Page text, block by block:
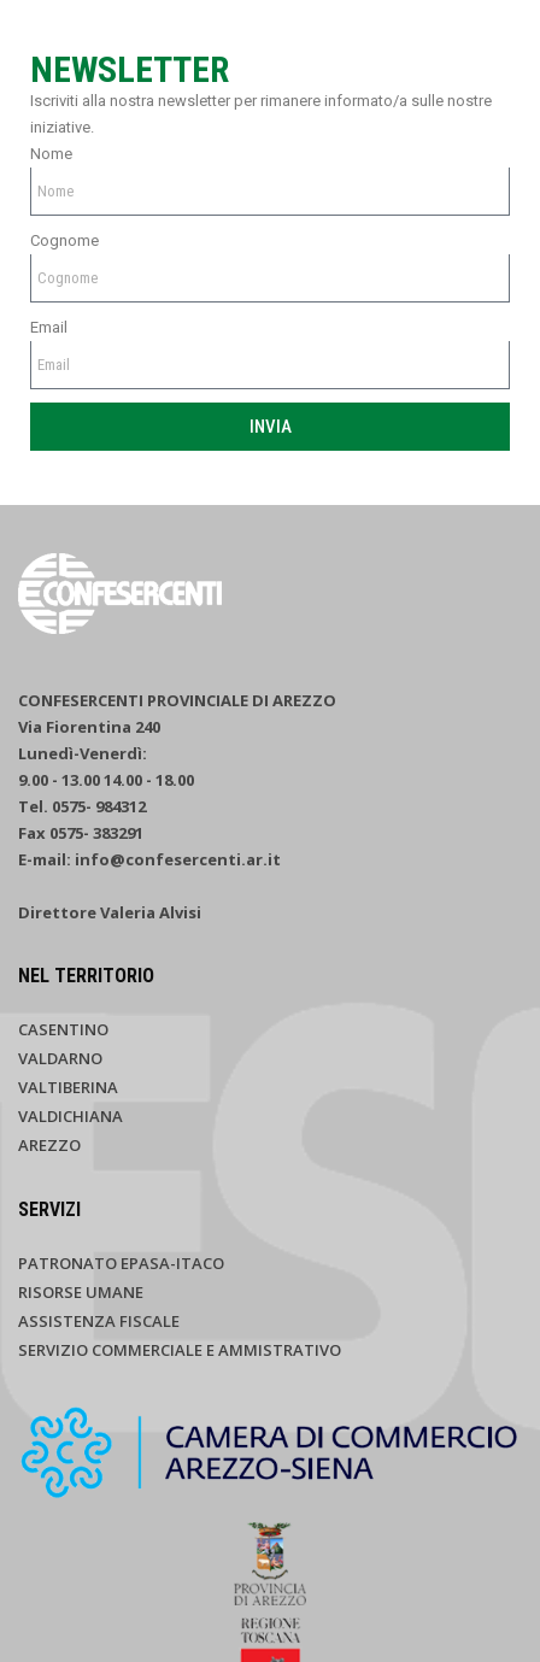
NEWSLETTER
Iscriviti alla nostra newsletter per rimanere informato/a sulle nostre
iniziative.
Nome
Cognome
Email
INVIA
CONFESERCENTI PROVINCIALE DI AREZZO
Via Fiorentina 240
Lunedì-Venerdì:
9.00 - 13.00 14.00 - 18.00
Tel. 0575- 984312
Fax 0575- 383291
E-mail: info@confesercenti.ar.it
Direttore Valeria Alvisi
NEL TERRITORIO
CASENTINO
VALDARNO
VALTIBERINA
VALDICHIANA
AREZZO
SERVIZI
PATRONATO EPASA-ITACO
RISORSE UMANE
ASSISTENZA FISCALE
SERVIZIO COMMERCIALE E AMMISTRATIVO